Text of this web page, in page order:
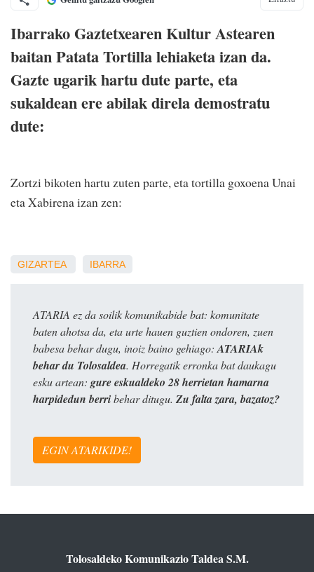
Ibarrako Gaztetxearen Kultur Astearen
baitan Patata Tortilla lehiaketa izan da.
Gazte ugarik hartu dute parte, eta
sukaldean ere abilak direla demostratu
dute:
Zortzi bikoten hartu zuten parte, eta tortilla goxoena Unai
eta Xabirena izan zen:
GIZARTEA IBARRA
ATARIA ez da soilik komunikabide bat: komunitate
baten ahotsa da, eta urte hauen guztien ondoren, zuen
babesa behar dugu, inoiz baino gehiago:ATARIAk
behar du Tolosaldea. Horregatik erronka bat daukagu
esku artean: gure eskualdeko 28 herrietan hamarna
harpidedun berribehar ditugu. Zu falta zara, bazatoz?
EGIN ATARIKIDE!
Tolosaldeko Komunikazio Taldea S.M.